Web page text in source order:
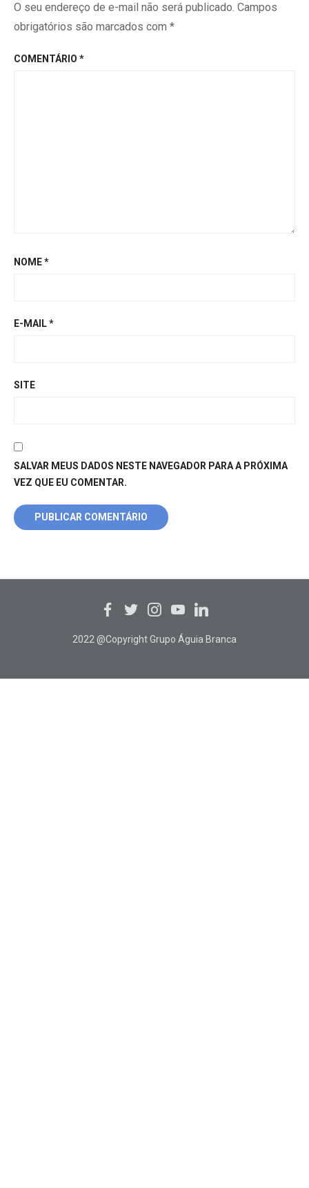
O seu endereço de e-mail não será publicado. Campos
obrigatórios são marcados com *
COMENTÁRIO *
NOME*
E-MAIL*
SITE
SALVAR MEUS DADOS NESTE NAVEGADOR PARA A PRÓXIMA
VEZ QUE EU COMENTAR.
2022 @Copyright Grupo Águia Branca